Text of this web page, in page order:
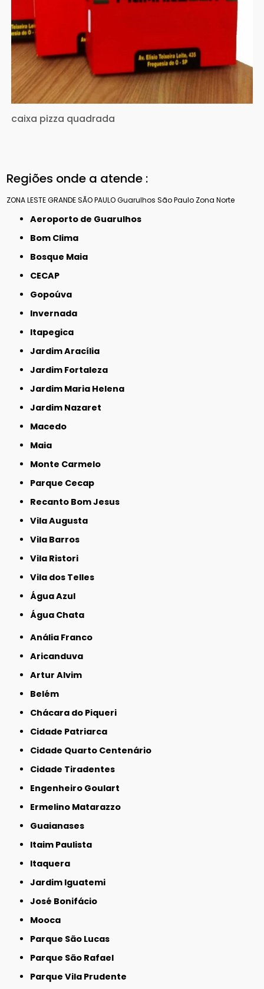
caixa pizza quadrada
Regiões onde a atende :
ZONA LESTEGRANDE SÃO PAULOGuarulhos São Paulo Zona Norte
Aeroporto de Guarulhos
Bom Clima
Bosque Maia
CECAP
Gopoúva
Invernada
Itapegica
Jardim Aracília
Jardim Fortaleza
Jardim Maria Helena
Jardim Nazaret
Macedo
Maia
Monte Carmelo
Parque Cecap
Recanto Bom Jesus
Vila Augusta
Vila Barros
Vila Ristori
Vila dos Telles
Água Azul
Água Chata
Anália Franco
Aricanduva
Artur Alvim
Belém
Chácara do Piqueri
Cidade Patriarca
Cidade Quarto Centenário
Cidade Tiradentes
Engenheiro Goulart
Ermelino Matarazzo
Guaianases
Itaim Paulista
Itaquera
Jardim Iguatemi
José Bonifácio
Mooca
Parque São Lucas
Parque São Rafael
Parque Vila Prudente